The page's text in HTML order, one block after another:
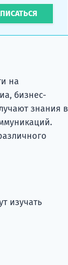
на
бизнес-
знания в
изучать